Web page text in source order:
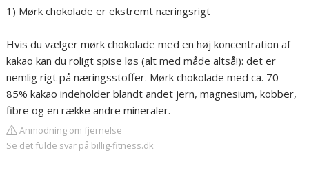
1) Mørk chokolade er ekstremt næringsrigt
Hvis du vælger mørk chokolade med en høj koncentration af
kakao kan du roligt spise løs (alt med måde altså!): det er
nemlig rigt på næringsstoffer. Mørk chokolade med ca. 70-
85% kakao indeholder blandt andet jern, magnesium, kobber,
fibre og en række andre mineraler.
Anmodning om fjernelse
Se det fulde svar på billig-fitness.dk